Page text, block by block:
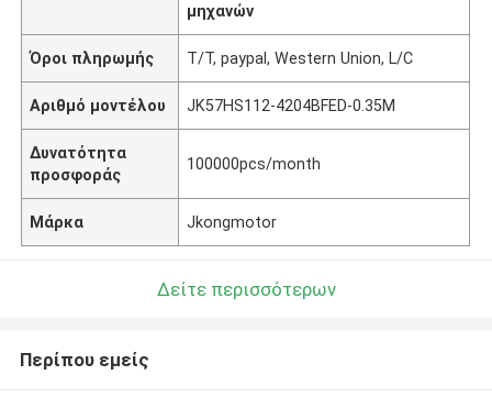
μηχανών
Όροι πληρωμής T/T, paypal, Western Union, L/C
Αριθμό μοντέλου JK57HS112-4204BFED-0.35M
Δυνατότητα
προσφοράς
100000pcs/month
Μάρκα Jkongmotor
Δείτε περισσότερων
Περίπου εμείς